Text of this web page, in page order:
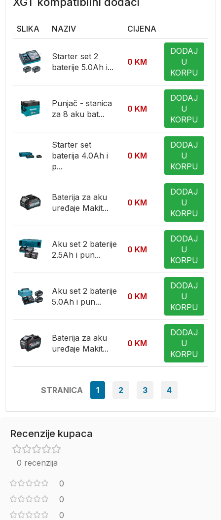
SLIKA NAZIV CIJENA
Starter set 2
baterije 5.0Ah i...
0 KM
DODAJ
U
KORPU
Punjač - stanica
za 8 aku bat...
0 KM
DODAJ
U
KORPU
Starter set
baterija 4.0Ah i
p...
0 KM
DODAJ
U
KORPU
Baterija za aku
uređaje Makit...
0 KM
DODAJ
U
KORPU
Aku set 2 baterije
2.5Ah i pun...
0 KM
DODAJ
U
KORPU
Aku set 2 baterije
5.0Ah i pun...
0 KM
DODAJ
U
KORPU
Baterija za aku
uređaje Makit...
0 KM
DODAJ
U
KORPU
STRANICA 1 2 3 4
Recenzije kupaca
0 recenzija
0
0
0